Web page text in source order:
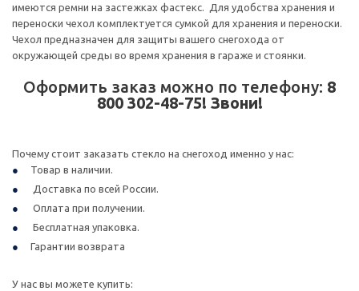
имеются ремни на застежках фастекс. Для удобства хранения и
переноски чехол комплектуется сумкой для хранения и переноски.
Чехол предназначен для защиты вашего снегохода от
окружающей среды во время хранения в гараже и стоянки.
Оформить заказ можно по телефону: 8
800 302-48-75! Звони!
Почему стоит заказать стекло на снегоход именно у нас:
Товар в наличии.
Доставка по всей России.
Оплата при получении.
Бесплатная упаковка.
Гарантии возврата
У нас вы можете купить: